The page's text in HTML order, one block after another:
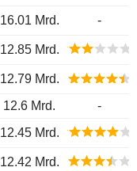
16.01 Mrd. -
12.85 Mrd.
12.79 Mrd.
12.6 Mrd.
-
12.45 Mrd.
12.42 Mrd.